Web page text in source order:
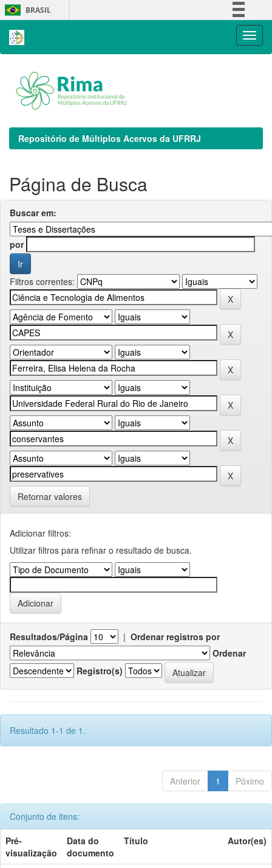
Skip
navigation
BRASIL
Repositório de Múltiplos Acervos da UFRRJ
Página de Busca
Buscar em:
por
Filtros correntes:
Retornar valores
Adicionar filtros:
Utilizar filtros para refinar o resultado de busca.
Resultados/Página | Ordenar registros por
Ordenar
Registro(s)
Resultado 1-1 de 1.
Anterior 1 Póximo
Conjunto de itens:
Pré-
visualização
Data do
documento
Título Autor(es)